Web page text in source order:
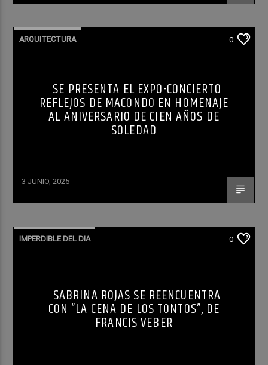
ARQUITECTURA 0
SE PRESENTA EL EXPO-CONCIERTO
REFLEJOS DE MACONDO EN HOMENAJE
AL ANIVERSARIO DE CIEN AÑOS DE
SOLEDAD
3 JUNIO, 2025
IMPERDIBLE DEL DIA 0
SABRINA ROJAS SE REENCUENTRA
CON “LA CENA DE LOS TONTOS”, DE
FRANCIS VEBER